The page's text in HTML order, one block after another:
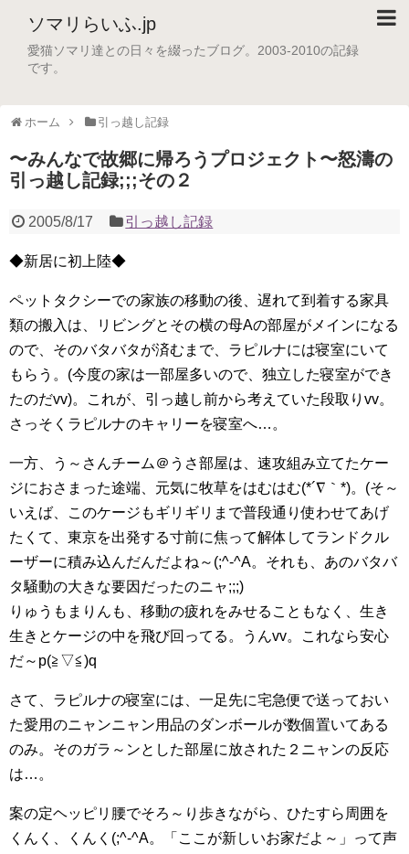
ソマリらいふ.jp
愛猫ソマリ達との日々を綴ったブログ。2003-2010の記録
です。
ホーム 引っ越し記録
〜みんなで故郷に帰ろうプロジェクト〜怒濤の
引っ越し記録;;;その２
2005/8/17 引っ越し記録
◆新居に初上陸◆
ペットタクシーでの家族の移動の後、遅れて到着する家具
類の搬入は、リビングとその横の母Aの部屋がメインになる
ので、そのバタバタが済むまで、ラピルナには寝室にいて
もらう。(今度の家は一部屋多いので、独立した寝室ができ
たのだvv)。これが、引っ越し前から考えていた段取りvv。
さっそくラピルナのキャリーを寝室へ…。
一方、う～さんチーム＠うさ部屋は、速攻組み立てたケー
ジにおさまった途端、元気に牧草をはむはむ(*´∇｀*)。(そ～
いえば、このケージもギリギリまで普段通り使わせてあげ
たくて、東京を出発する寸前に焦って解体してランドクル
ーザーに積み込んだんだよね～(;^-^A。それも、あのバタバ
タ騒動の大きな要因だったのニャ;;;)
りゅうもまりんも、移動の疲れをみせることもなく、生き
生きとケージの中を飛び回ってる。うんvv。これなら安心
だ～p(≧▽≦)q
さて、ラピルナの寝室には、一足先に宅急便で送っておい
た愛用のニャンニャン用品のダンボールが数個置いてある
のみ。そのガラ～ンとした部屋に放された２ニャンの反応
は…。
案の定ヘッピリ腰でそろ～り歩きながら、ひたすら周囲を
くんく、くんく(;^-^A。「ここが新しいお家だよ～」って声